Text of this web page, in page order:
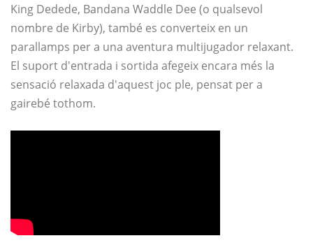
King Dedede, Bandana Waddle Dee (o qualsevol
nombre de Kirby), també es converteix en un
parallamps per a una aventura multijugador relaxant.
El suport d'entrada i sortida afegeix encara més la
sensació relaxada d'aquest joc ple, pensat per a
gairebé tothom.